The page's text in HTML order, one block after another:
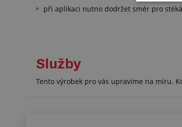
při aplikaci nutno dodržet směr pro
Služby
Tento výrobek pro vás upravíme na míru.